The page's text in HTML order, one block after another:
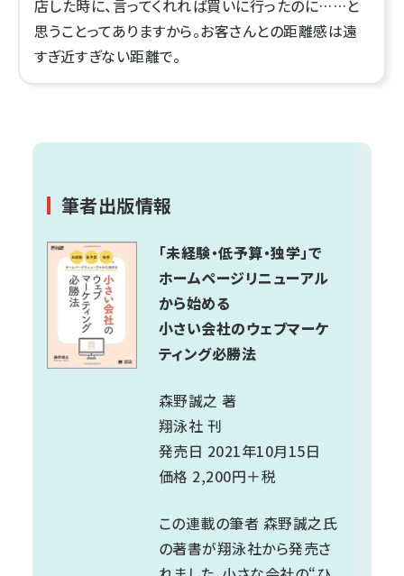
店した時に、言ってくれれば買いに行ったのに……と
思うことってありますから。お客さんとの距離感は遠
すぎ近すぎない距離で。
筆者出版情報
「未経験・低予算・独学」で
ホームページリニューアル
から始める
小さい会社のウェブマーケ
ティング必勝法
森野誠之 著
翔泳社 刊
発売日 2021年10月15日
価格 2,200円＋税
この連載の筆者 森野誠之氏
の著書が翔泳社から発売さ